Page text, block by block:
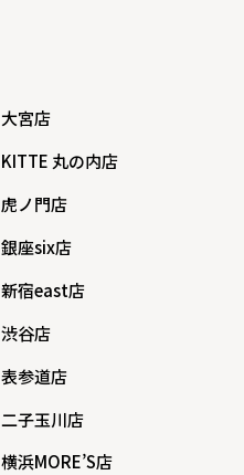
大宮店
KITTE 丸の内店
虎ノ門店
銀座six店
新宿east店
渋谷店
表参道店
二子玉川店
横浜MORE’S店